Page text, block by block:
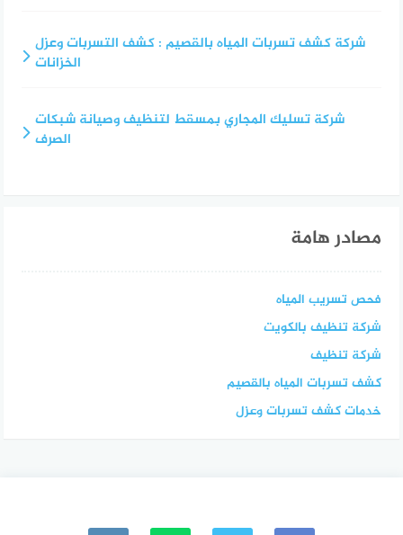
شركة كشف تسربات المياه بالقصيم : كشف التسربات وعزل
الخزانات
شركة تسليك المجاري بمسقط لتنظيف وصيانة شبكات
الصرف
مصادر هامة
فحص تسريب المياه
شركة تنظيف بالكويت
شركة تنظيف
كشف تسربات المياه بالقصيم
خدمات كشف تسربات وعزل